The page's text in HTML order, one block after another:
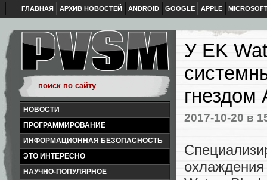
ГЛАВНАЯ АРХИВ НОВОСТЕЙ ANDROID GOOGLE APPLE
НОВОСТИ
ПРОГРАММИРОВАНИЕ
ИНФОРМАЦИОННАЯ БЕЗОПАСНОСТЬ
ЭТО ИНТЕРЕСНО
НАУЧНО-ПОПУЛЯРНОЕ
У EK
гнездом
2017-10-20 в